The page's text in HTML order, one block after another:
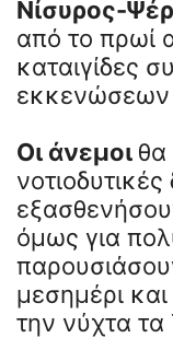
Νίσυρος-
από το πρωί
καταιγίδες
εκκενώσεων
Οι άνεμοι θα
όμως για
μεσημέρι
την νύχτα